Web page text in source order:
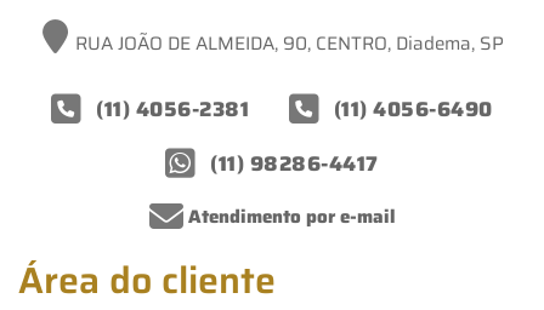
RUA JOÃO DE ALMEIDA, 90, CENTRO, Diadema, SP
(11) 4056-2381
(11) 4056-6490
(11) 98286-4417
Atendimento por e-mail
Área do cliente